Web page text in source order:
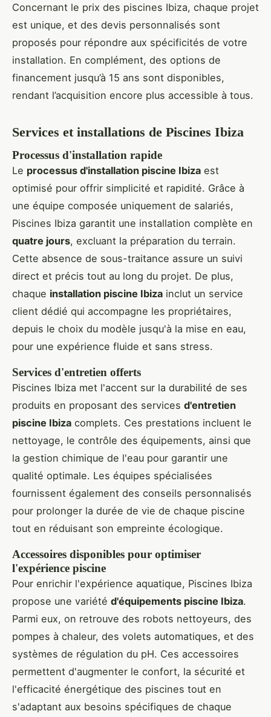
Concernant le prix des piscines Ibiza, chaque projet
est unique, et des devis personnalisés sont
proposés pour répondre aux spécificités de votre
installation. En complément, des options de
financement jusqu’à 15 ans sont disponibles,
rendant l’acquisition encore plus accessible à tous.
Services et installations de Piscines Ibiza
Processus d'installation rapide
Le processus d'installation piscine Ibiza est
optimisé pour offrir simplicité et rapidité. Grâce à
une équipe composée uniquement de salariés,
Piscines Ibiza garantit une installation complète en
quatre jours, excluant la préparation du terrain.
Cette absence de sous-traitance assure un suivi
direct et précis tout au long du projet. De plus,
chaque installation piscine Ibiza inclut un service
client dédié qui accompagne les propriétaires,
depuis le choix du modèle jusqu'à la mise en eau,
pour une expérience fluide et sans stress.
Services d'entretien offerts
Piscines Ibiza met l'accent sur la durabilité de ses
produits en proposant des services d'entretien
piscine Ibiza complets. Ces prestations incluent le
nettoyage, le contrôle des équipements, ainsi que
la gestion chimique de l'eau pour garantir une
qualité optimale. Les équipes spécialisées
fournissent également des conseils personnalisés
pour prolonger la durée de vie de chaque piscine
tout en réduisant son empreinte écologique.
Accessoires disponibles pour optimiser
l'expérience piscine
Pour enrichir l'expérience aquatique, Piscines Ibiza
propose une variété d'équipements piscine Ibiza.
Parmi eux, on retrouve des robots nettoyeurs, des
pompes à chaleur, des volets automatiques, et des
systèmes de régulation du pH. Ces accessoires
permettent d'augmenter le confort, la sécurité et
l'efficacité énergétique des piscines tout en
s'adaptant aux besoins spécifiques de chaque